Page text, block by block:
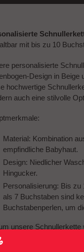
mit bis zu 10
personalisierte
Design in Beige
hochwertige
auch eine stilvolle
Material: Kombination
empfindliche Babyhaut.
Design: Niedlicher
Hingucker.
Personalisierung: Bis zu
als 7 Buchstaben sind
Buchstabenperlen, um
unsere Schnullerkette